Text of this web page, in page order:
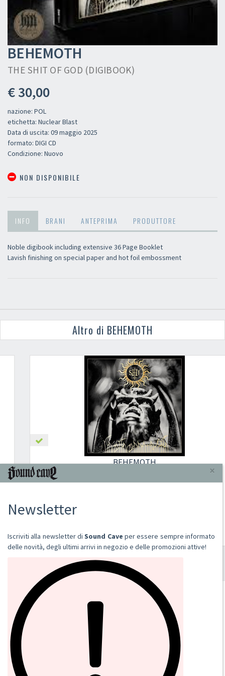
BEHEMOTH
THE SHIT OF GOD (DIGIBOOK)
€ 30,00
nazione: POL
etichetta: Nuclear Blast
Data di uscita: 09 maggio 2025
formato: DIGI CD
Condizione: Nuovo
NON DISPONIBILE
INFO BRANI ANTEPRIMA PRODUTTORE
Noble digibook including extensive 36 Page Booklet
Lavish finishing on special paper and hot foil embossment
Altro di BEHEMOTH
BEHEMOTH
Aggiungi al carrello
SOUND CAVE
02 36533634
orders@sound-cave.com
Sound Cave di Roberto Mammarella
Via Valparaiso 9